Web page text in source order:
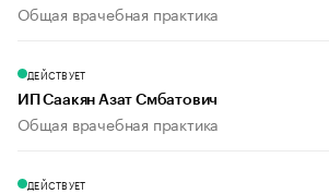
Общая врачебная практика
ДЕЙСТВУЕТ
ИП Саакян Азат Смбатович
Общая врачебная практика
ДЕЙСТВУЕТ